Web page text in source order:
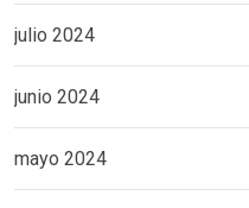
julio 2024
junio 2024
mayo 2024